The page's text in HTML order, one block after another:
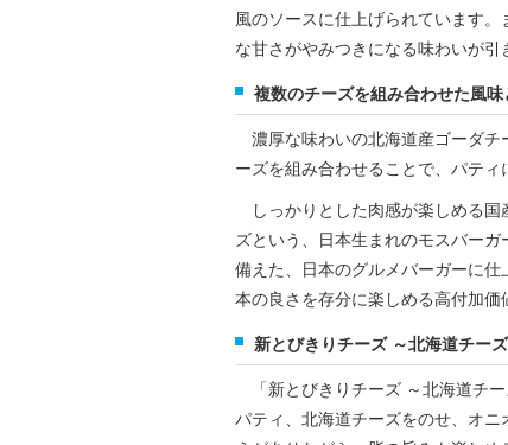
風のソースに仕上げられています
な甘さがやみつきになる味わいが引
複数のチーズを組み合わせた風
濃厚な味わいの北海道産ゴーダチ
ーズを組み合わせることで、パティ
しっかりとした肉感が楽しめる国
ズという、日本生まれのモスバー
備えた、日本のグルメバーガーに仕
本の良さを存分に楽しめる高付加価
新とびきりチーズ ～北海道チー
「新とびきりチーズ ～北海道チ
パティ、北海道チーズをのせ、オ